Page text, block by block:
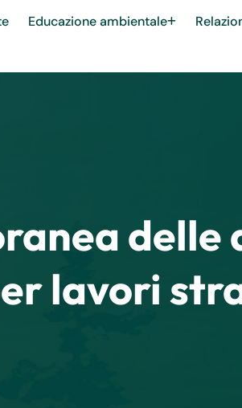
Educazione ambientale
delle
lavori